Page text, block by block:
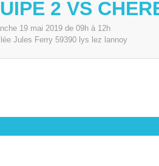
2 VS
19 mai 2019 de 09h à 12h
Jules Ferry 59390 lys lez lannoy